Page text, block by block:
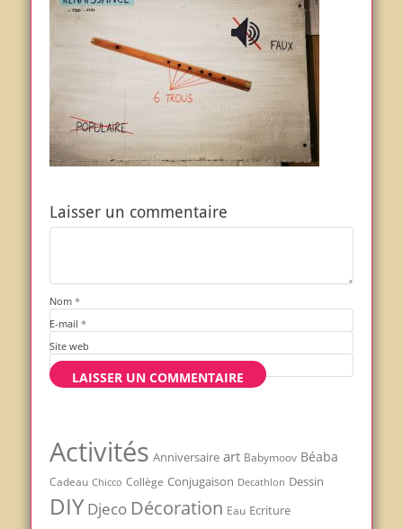
Laisser un commentaire
Nom *
E-mail *
Site web
Activités Anniversaire art Babymoov Béaba
Cadeau Chicco Collège Conjugaison Decathlon Dessin
DIY Djeco Décoration Eau Ecriture